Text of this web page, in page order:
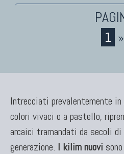
1 »
Intrecciati prevalentemente in
colori vivaci o a pastello,
arcaici tramandati da secoli di
generazione. I kilim nuovi